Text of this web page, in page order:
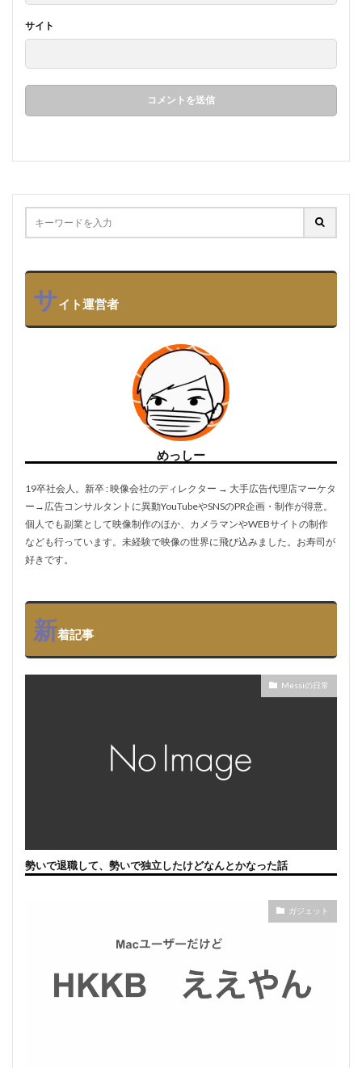
サイト
サイト運営者
めっしー
19卒社会人。新卒 : 映像会社のディレクター → 大手広告代理店マーケタ
ー→広告コンサルタントに異動YouTubeやSNSのPR企画・制作が得意。
個人でも副業として映像制作のほか、カメラマンやWEBサイトの制作
なども行っています。未経験で映像の世界に飛び込みました。お寿司が
好きです。
新着記事
Messiの日常
勢いで退職して、勢いで独立したけどなんとかなった話
ガジェット